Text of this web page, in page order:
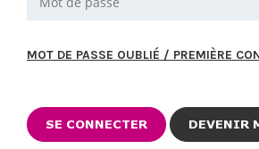
MOT DE PASSE OUBLIÉ / PREMIÈRE
DEVENIR